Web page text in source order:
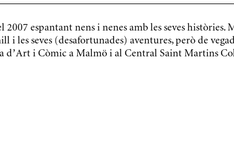
2007 espantant nens i nenes amb les seves històries.
i les seves (desafortunades) aventures, però de
d’Art i Còmic a Malmö i al Central Saint Martins